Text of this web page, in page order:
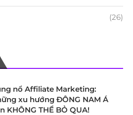
(26)
nổ Affiliate Marketing:
xu hướng ĐÔNG NAM Á
KHÔNG THỂ BỎ QUA!